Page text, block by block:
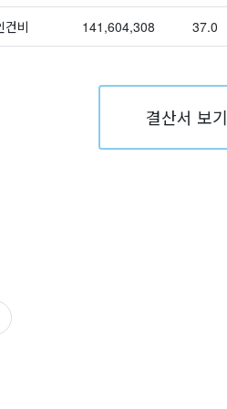
건비 141,604,308 37.0
결산서 보기